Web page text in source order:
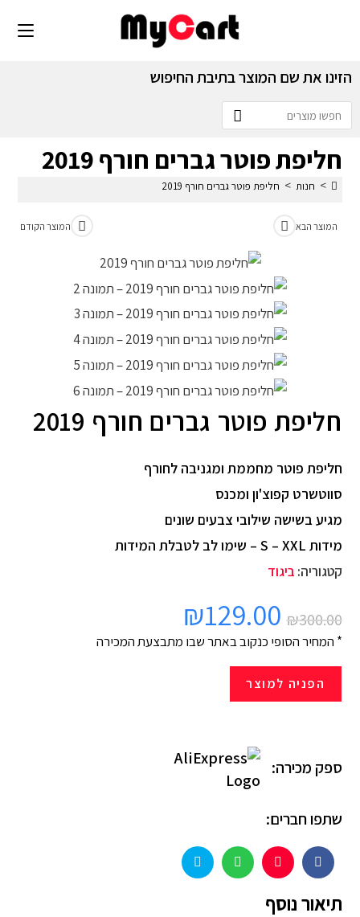
הזינו את שם המוצר בתיבת החיפוש
חליפת פוטר גברים חורף 2019
> חנות > חליפת פוטר גברים חורף 2019
המוצר הקודם המוצר הבא
חליפת פוטר גברים חורף 2019
חליפת פוטר מחממת ומגניבה לחורף
סווטשרט קפוצ'ון ומכנס
מגיע בשישה שילובי צבעים שונים
מידות S – XXL – שימו לב לטבלת המידות
קטגוריה: ביגוד
₪300.00
₪129.00
* המחיר הסופי כנקוב באתר שבו מתבצעת המכירה
הפניה למוצר
ספק מכירה:
שתפו חברים:
תיאור נוסף